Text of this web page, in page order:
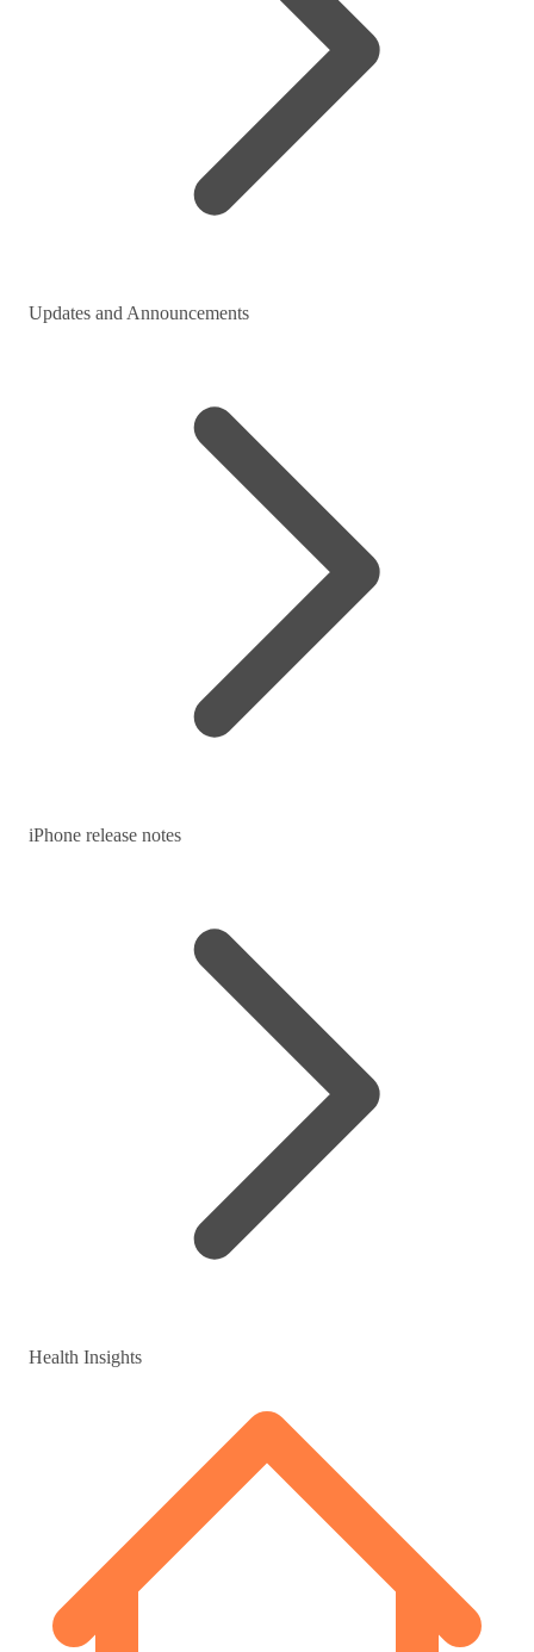
Updates and Announcements
iPhone release notes
Health Insights